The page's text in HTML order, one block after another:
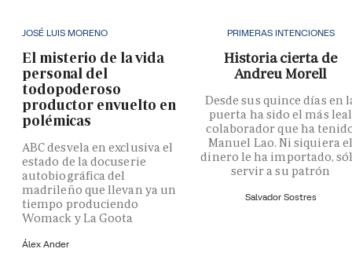
JOSÉ LUIS MORENO
El misterio de la vida
personal del
todopoderoso
productor envuelto en
polémicas
ABC desvela en exclusiva el
estado de la docuserie
autobiográfica del
madrileño que llevan ya un
tiempo produciendo
Womack y La Goota
Álex Ander
PRIMERAS INTENCIONES
Historia cierta de
Andreu Morell
Desde sus quince días en
puerta ha sido el más leal
colaborador que ha
Manuel Lao. Ni siquiera
dinero le ha importado,
servir a su patrón
Salvador Sostres